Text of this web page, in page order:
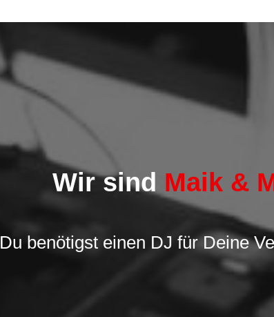
Wir sind Maik &
Du benötigst einen DJ für Deine